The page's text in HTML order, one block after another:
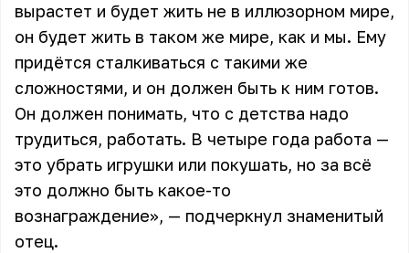
вырастет и будет жить не в иллюзорном мире,
он будет жить в таком же мире, как и мы. Ему
придётся сталкиваться с такими же
сложностями, и он должен быть к ним готов.
Он должен понимать, что с детства надо
трудиться, работать. В четыре года работа —
это убрать игрушки или покушать, но за всё
это должно быть какое-то
вознаграждение», — подчеркнул знаменитый
отец.